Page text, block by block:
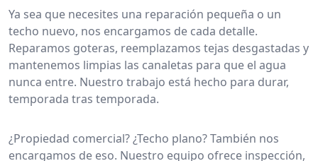
Ya sea que necesites una reparación pequeña o un
techo nuevo, nos encargamos de cada detalle.
Reparamos goteras, reemplazamos tejas desgastadas y
mantenemos limpias las canaletas para que el agua
nunca entre. Nuestro trabajo está hecho para durar,
temporada tras temporada.
¿Propiedad comercial? ¿Techo plano? También nos
encargamos de eso. Nuestro equipo ofrece inspección,